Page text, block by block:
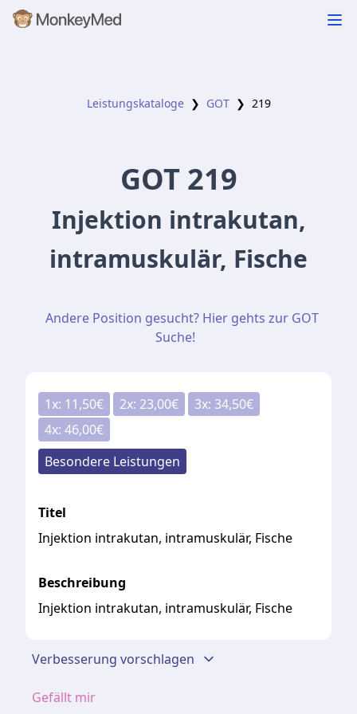
Leistungskataloge ❯ GOT ❯ 219
GOT 219
Injektion intrakutan,
intramuskulär, Fische
Andere Position gesucht? Hier gehts zur GOT
Suche!
1x: 11,50€ 2x: 23,00€ 3x: 34,50€
4x: 46,00€
Besondere Leistungen
Titel
Injektion intrakutan, intramuskulär, Fische
Beschreibung
Injektion intrakutan, intramuskulär, Fische
Verbesserung vorschlagen
Gefällt mir